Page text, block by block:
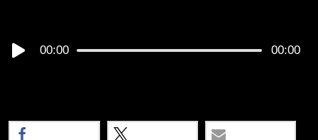
Audio
00:00 00:00